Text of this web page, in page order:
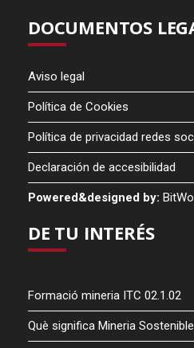
DOCUMENTOS
Aviso legal
Política de Cookies
Política de privacidad redes
Declaración de accesibilidad
Powered&designed by:
DE TU INTERÉS
Formació mineria ITC 02.1.02
Què significa Mineria